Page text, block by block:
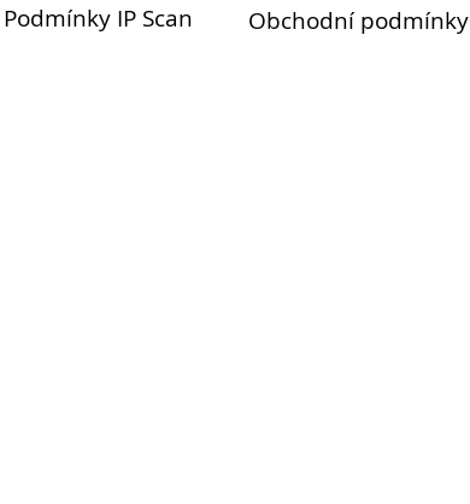
Podmínky IP Scan Obchodní podmínky